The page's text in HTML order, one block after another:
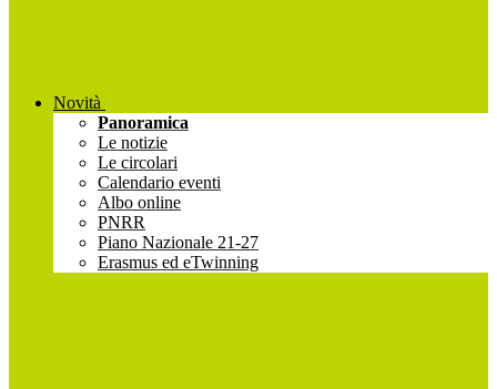
Novità
Panoramica
Le notizie
Le circolari
Calendario eventi
Albo online
PNRR
Piano Nazionale 21-27
Erasmus ed eTwinning